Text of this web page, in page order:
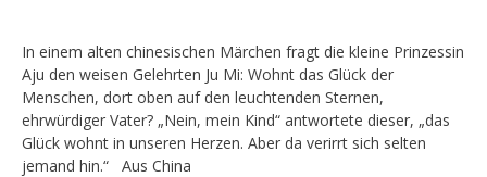
In einem alten chinesischen Märchen fragt die kleine Prinzessin
Aju den weisen Gelehrten Ju Mi: Wohnt das Glück der
Menschen, dort oben auf den leuchtenden Sternen,
ehrwürdiger Vater? „Nein, mein Kind“ antwortete dieser, „das
Glück wohnt in unseren Herzen. Aber da verirrt sich selten
jemand hin.“ Aus China